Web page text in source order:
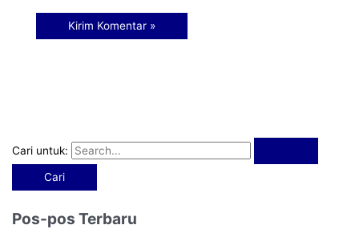
Cari untuk:
Pos-pos Terbaru